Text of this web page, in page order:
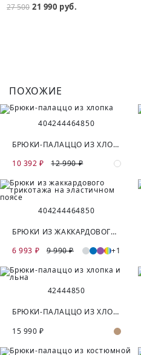
27 500 21 990 руб.
ПОХОЖИЕ
404244464850
БРЮКИ-ПАЛАЦЦО ИЗ ХЛОПКА
10 392 ₽
12 990 ₽
404244464850
БРЮКИ ИЗ ЖАККАРДОВОГО ТРИКОТАЖА НА ЭЛАСТИЧНОМ ПОЯСЕ
6 993 ₽
9 990 ₽ +1
42444850
БРЮКИ-ПАЛАЦЦО ИЗ ХЛОПКА И ЛЬНА
15 990 ₽